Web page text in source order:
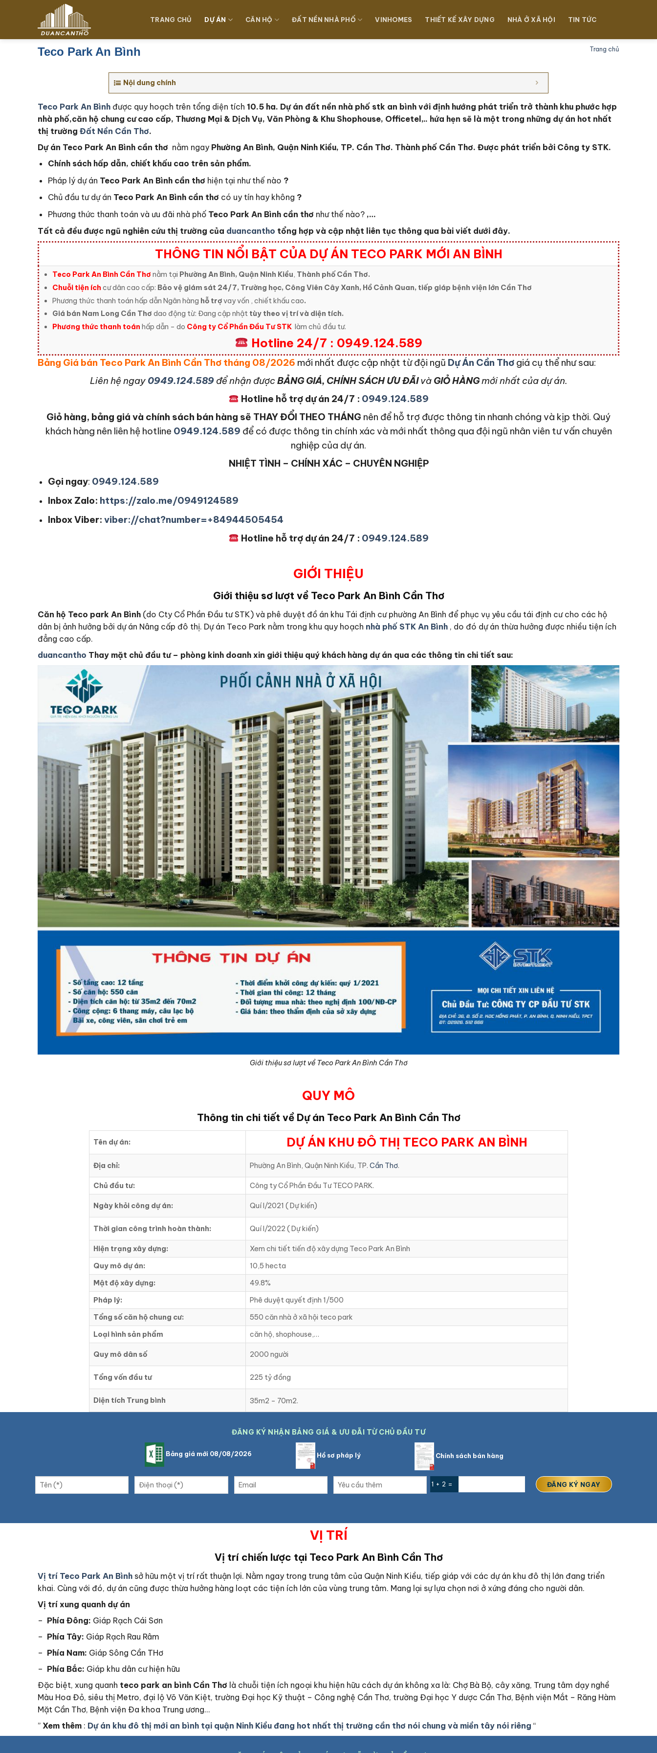
dung
TRANG CHỦ DỰ ÁN CĂN HỘ ĐẤT NỀN NHÀ PHỐ VINHOMES THIẾT KẾ XÂY DỰNG NHÀ Ở XÃ HỘI TIN TỨC
Teco Park An Bình Trang chủ
Nội dung chính
Teco Park An Bình được quy hoạch trên tổng diện tích 10.5 ha. Dự án đất nền nhà phố stk an bình với định hướng phát triển trở thành khu phước hợp
nhà phố,căn hộ chung cư cao cấp, Thương Mại & Dịch Vụ, Văn Phòng & Khu Shophouse, Officetel,.. hứa hẹn sẽ là một trong những dự án hot nhất
thị trường Đất Nền Cần Thơ.
Dự án Teco Park An Bình cần thơ nằm ngay Phường An Bình, Quận Ninh Kiều, TP. Cần Thơ. Thành phố Cần Thơ. Được phát triển bởi Công ty STK.
Chính sách hấp dẫn, chiết khấu cao trên sản phẩm.
Pháp lý dự án Teco Park An Bình cần thơ hiện tại như thế nào ?
Chủ đầu tư dự án Teco Park An Bình cần thơ có uy tín hay không ?
Phương thức thanh toán và ưu đãi nhà phố Teco Park An Bình cần thơ như thế nào? ,…
Tất cả đều được ngũ nghiên cứu thị trường của duancantho tổng hợp và cập nhật liên tục thông qua bài viết dưới đây.
THÔNG TIN NỔI BẬT CỦA DỰ ÁN TECO PARK MỚI AN BÌNH
Teco Park An Bình Cần Thơ nằm tại Phường An Bình, Quận Ninh Kiều, Thành phố Cần Thơ.
Chuỗi tiện ích cư dân cao cấp: Bảo vệ giám sát 24/7, Trường học, Công Viên Cây Xanh, Hồ Cảnh Quan, tiếp giáp bệnh viện lớn Cần Thơ
Phương thức thanh toán hấp dẫn Ngân hàng hỗ trợvay vốn , chiết khấu cao.
Giá bán Nam Long Cần Thơ dao động từ: Đang cập nhậttùy theo vị trí và diện tích.
Phương thức thanh toán hấp dẫn – do Công ty Cổ Phần Đầu Tư STKlàm chủ đầu tư.
Hotline 24/7 : 0949.124.589
Bảng Giá bán Teco Park An Bình Cần Thơ tháng 08/2026 mới nhất được cập nhật từ đội ngũ Dự Án Cần Thơ giá cụ thể như sau:
Liên hệ ngay 0949.124.589để nhận được BẢNG GIÁ, CHÍNH SÁCH ƯU ĐÃIvàGIỎ HÀNGmới nhất của dự án.
Hotline hỗ trợ dự án 24/7 : 0949.124.589
Giỏ hàng, bảng giá và chính sách bán hàng sẽ THAY ĐỔI THEO THÁNG nên để hỗ trợ được thông tin nhanh chóng và kịp thời. Quý
khách hàng nên liên hệ hotline 0949.124.589 để có được thông tin chính xác và mới nhất thông qua đội ngũ nhân viên tư vấn chuyên
nghiệp của dự án.
NHIỆT TÌNH – CHÍNH XÁC – CHUYÊN NGHIỆP
Gọi ngay: 0949.124.589
Inbox Zalo: https://zalo.me/0949124589
Inbox Viber: viber://chat?number=+84944505454
Hotline hỗ trợ dự án 24/7 : 0949.124.589
GIỚI THIỆU
Giới thiệu sơ lượt về Teco Park An Bình Cần Thơ
Căn hộ Teco park An Bình (do Cty Cổ Phần Đầu tư STK) và phê duyệt đồ án khu Tái định cư phường An Bình để phục vụ yêu cầu tái định cư cho các hộ
dân bị ảnh hưởng bởi dự án Nâng cấp đô thị. Dự án Teco Park nằm trong khu quy hoạch nhà phố STK An Bình , do đó dự án thừa hưởng được nhiều tiện ích
đẳng cao cấp.
duancantho Thay mặt chủ đầu tư – phòng kinh doanh xin giới thiệu quý khách hàng dự án qua các thông tin chi tiết sau:
Giới thiệu sơ lượt về Teco Park An Bình Cần Thơ
QUY MÔ
Thông tin chi tiết về Dự án Teco Park An Bình Cần Thơ
Tên dự án: DỰ ÁN KHU ĐÔ THỊ TECO PARK AN BÌNH
Địa chỉ: Phường An Bình, Quận Ninh Kiều, TP. Cần Thơ.
Chủ đầu tư: Công ty Cổ Phần Đầu Tư TECO PARK.
Ngày khỏi công dự án: Quí I/2021 ( Dự kiến)
Thời gian công trình hoàn thành: Quí I/2022 ( Dự kiến)
Hiện trạng xây dựng:
Xem chi tiết tiến độ xây dựng Teco Park An Bình
Quy mô dự án:
10,5 hecta
Mật độ xây dựng:
49.8%
Pháp lý:
Phê duyệt quyết định 1/500
Tổng số căn hộ chung cư:
550 căn nhà ở xã hội teco park
Loại hình sản phẩm
căn hộ, shophouse,…
Quy mô dân số 2000 người
Tổng vốn đầu tư 225 tỷ đồng
Diện tích Trung bình 35m2 – 70m2.
ĐĂNG KÝ NHẬN BẢNG GIÁ & ƯU ĐÃI TỪ CHỦ ĐẦU TƯ
Bảng giá mới 08/08/2026 Hồ sơ pháp lý Chính sách bán hàng
1 + 2 =
VỊ TRÍ
Vị trí chiến lược tại Teco Park An Bình Cần Thơ
Vị trí Teco Park An Bình sở hữu một vị trí rất thuận lợi. Nằm ngay trong trung tâm của Quận Ninh Kiều, tiếp giáp với các dự án khu đô thị lớn đang triển
khai. Cùng với đó, dự án cũng được thừa hưởng hàng loạt các tiện ích lớn của vùng trung tâm. Mang lại sự lựa chọn nơi ở xứng đáng cho người dân.
Vị trí xung quanh dự án
– Phía Đông: Giáp Rạch Cái Sơn
– Phía Tây: Giáp Rạch Rau Râm
– Phía Nam: Giáp Sông Cần THơ
– Phía Bắc: Giáp khu dân cư hiện hữu
Đặc biệt, xung quanh teco park an bình Cần Thơ là chuỗi tiện ích ngoại khu hiện hữu cách dự án không xa là: Chợ Bà Bộ, cây xăng, Trung tâm dạy nghề
Màu Hoa Đỏ, siêu thị Metro, đại lộ Võ Văn Kiệt, trường Đại học Kỹ thuật – Công nghệ Cần Thơ, trường Đại học Y dược Cần Thơ, Bệnh viện Mắt – Răng Hàm
Mặt Cần Thơ, Bệnh viện Đa khoa Trung ương…
” Xem thêm : Dự án khu đô thị mới an bình tại quận Ninh Kiều đang hot nhất thị trường cần thơ nói chung và miền tây nói riêng “